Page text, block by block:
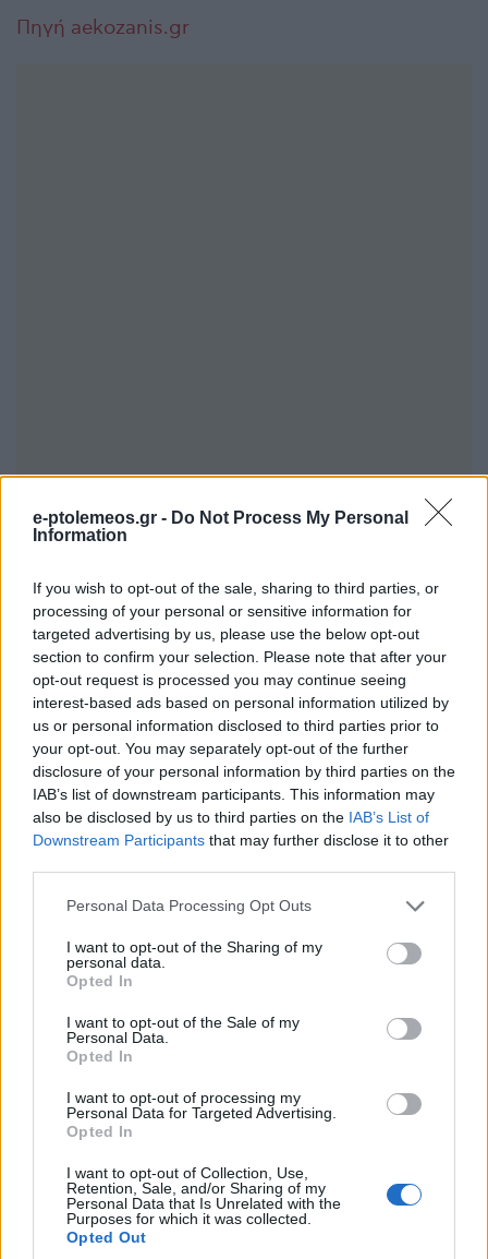
e-ptolemeos.gr - Do Not Process My Personal
Information
If you wish to opt-out of the sale, sharing to third parties, or
processing of your personal or sensitive information for
targeted advertising by us, please use the below opt-out
section to confirm your selection. Please note that after your
opt-out request is processed you may continue seeing
interest-based ads based on personal information utilized by
us or personal information disclosed to third parties prior to
your opt-out. You may separately opt-out of the further
disclosure of your personal information by third parties on the
IAB’s list of downstream participants. This information may
also be disclosed by us to third parties on the IAB’s List of
Downstream Participants that may further disclose it to other
Please note that this website/app uses one or more Google
not limited to your visit or usage behaviour. You may click to
grant or deny consent to Google and its third-party tags to
use your data for below specified purposes in below Google
consent section.
Personal Data Processing Opt Outs
I want to opt-out of the Sharing of my
personal data.
Opted In
I want to opt-out of the Sale of my
Personal Data.
Opted In
I want to opt-out of processing my
Personal Data for Targeted Advertising.
Opted In
I want to opt-out of Collection, Use,
Retention, Sale, and/or Sharing of my
Personal Data that Is Unrelated with the
Purposes for which it was collected.
Opted Out
Πηγή aekozanis.gr